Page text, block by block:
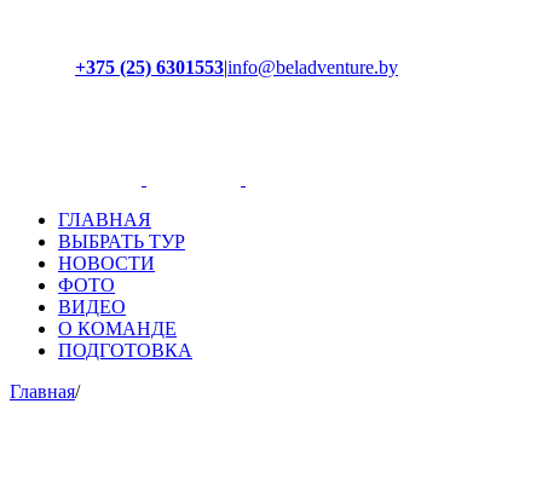
+375 (25) 6301553|info@beladventure.by
ГЛАВНАЯ
ВЫБРАТЬ ТУР
НОВОСТИ
ФОТО
ВИДЕО
О КОМАНДЕ
ПОДГОТОВКА
Главная/